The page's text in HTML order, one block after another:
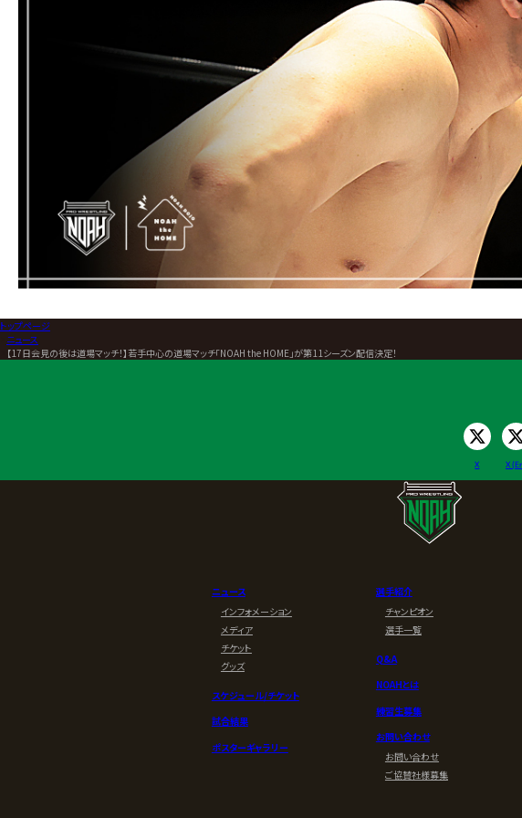
トップページ
ニュース
【17日会見の後は道場マッチ！】若手中心の道場マッチ「NOAH the HOME」が第11シーズン配信決定！
X X
ニュース
インフォメーション
メディア
チケット
グッズ
スケジュール/チケット
試合結果
ポスターギャラリー
選手紹介
チャンピオン
選手一覧
Q&A
NOAHとは
練習生募集
お問い合わせ
お問い合わせ
ご協賛社様募集